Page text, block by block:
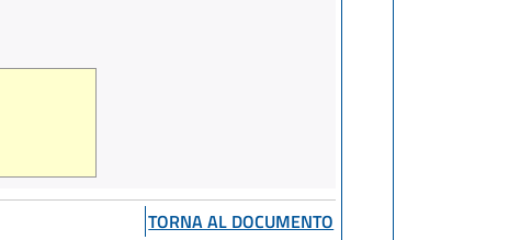
TORNA AL DOCUMENTO